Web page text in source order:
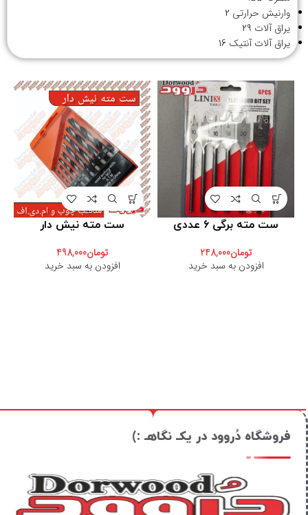
وارنیش حرارتی 2
یراق آلات 29
یراق آلات آنتیک 16
ست مته برگی ۶ عددی
تومان248,000
افزودن به سبد خرید
ست مته نیش دار
تومان498,000
افزودن به سبد خرید
فروشگاه دُروود در یکـ نگاهـ :)